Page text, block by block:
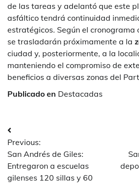
de las tareas y adelantó que este
asfáltico tendrá continuidad
estratégicos. Según el cronograma
se trasladarán próximamente a la
ciudad y, posteriormente, a la
manteniendo el compromiso de
beneficios a diversas zonas del
Publicado en Destacadas
Navegación
de
entradas
Previous:
San Andrés de Giles:
Entregaron a escuelas
gilenses 120 sillas y 60